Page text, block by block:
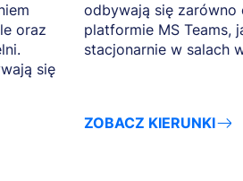
oraz
się
odbywają się zarówno
platformie MS Teams,
stacjonarnie w salach
ZOBACZ KIERUNKI